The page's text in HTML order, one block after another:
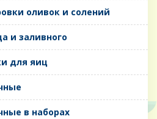
оливок и солений
и заливного
для яиц
в наборах